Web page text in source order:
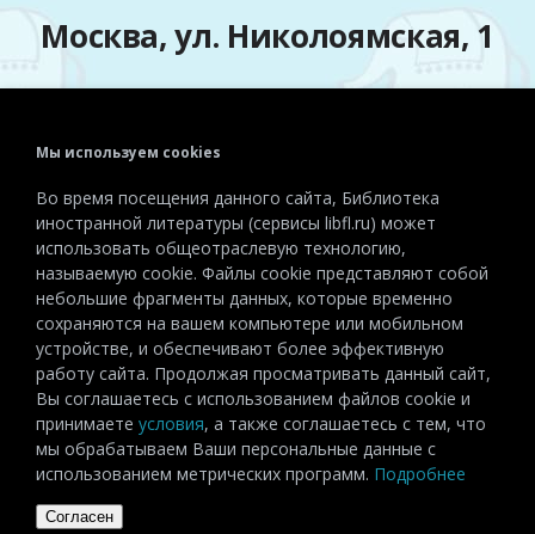
Москва, ул. Николоямская, 1
+7 (495) 915-72-81
Эл. почта:detiinostranki@libfl.ru
Мы используем cookies
Во время посещения данного сайта, Библиотека
иностранной литературы (сервисы libfl.ru) может
использовать общеотраслевую технологию,
называемую cookie. Файлы cookie представляют собой
небольшие фрагменты данных, которые временно
сохраняются на вашем компьютере или мобильном
устройстве, и обеспечивают более эффективную
работу сайта. Продолжая просматривать данный сайт,
Вы соглашаетесь с использованием файлов cookie и
принимаете условия, а также соглашаетесь с тем, что
мы обрабатываем Ваши персональные данные с
использованием метрических программ. Подробнее
Согласен